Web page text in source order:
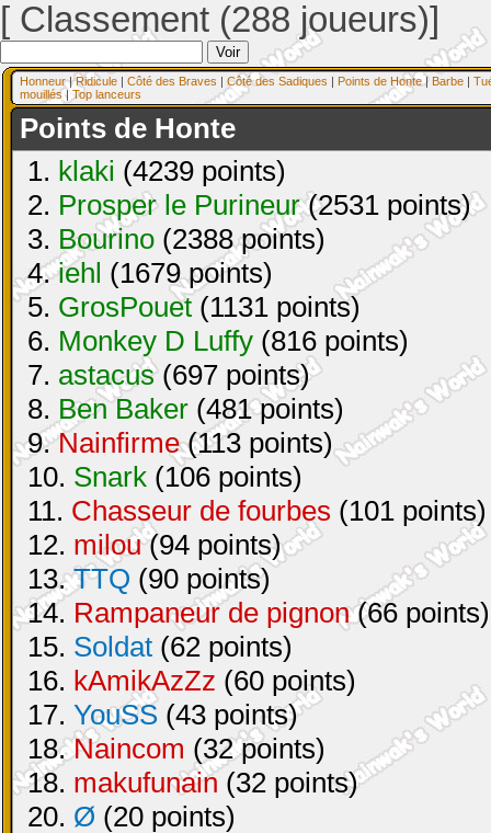
[ Classement (288 joueurs)]
Honneur|Ridicule | Côté des Braves | Côté des Sadiques | Points de Honte| Barbe |
mouillés| Top lanceurs
Points de Honte
1. klaki (4239 points)
2. Prosper le Purineur(2531 points)
3. Bourino (2388 points)
4.iehl (1679 points)
5. GrosPouet (1131 points)
6. Monkey D Luffy (816 points)
7. astacus(697 points)
8. Ben Baker (481 points)
9.Nainfirme(113 points)
10. Snark (106 points)
11. Chasseur de fourbes (101 points)
12. milou(94 points)
13.TTQ (90 points)
14. Rampaneur de pignon(66 points)
15. Soldat (62 points)
16. kAmikAzZz (60 points)
17. YouSS (43 points)
18.Naincom (32 points)
18. makufunain (32 points)
20. Ø (20 points)